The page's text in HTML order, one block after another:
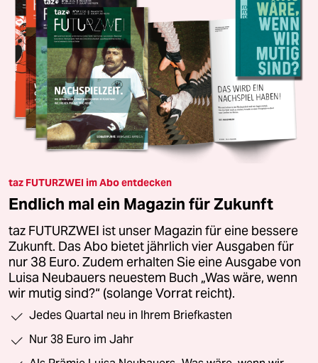
taz FUTURZWEI im Abo entdecken
Endlich mal ein Magazin für Zukunft
taz FUTURZWEI ist unser Magazin für eine bessere
Zukunft. Das Abo bietet jährlich vier Ausgaben für
nur 38 Euro. Zudem erhalten Sie eine Ausgabe von
Luisa Neubauers neuestem Buch „Was wäre, wenn
wir mutig sind?“ (solange Vorrat reicht).
Jedes Quartal neu in Ihrem Briefkasten
Nur 38 Euro im Jahr